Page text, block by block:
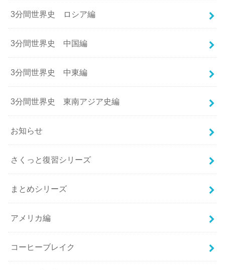
3分間世界史 ロシア編
3分間世界史 中国編
3分間世界史 中東編
3分間世界史 東南アジア史編
お知らせ
さくっと復習シリーズ
まとめシリーズ
アメリカ編
コーヒーブレイク